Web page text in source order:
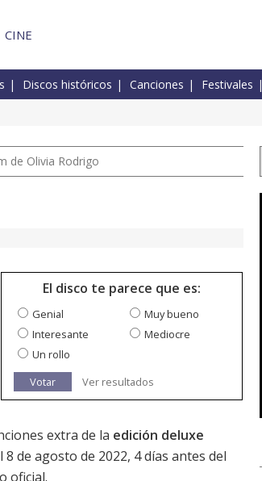
CINE
Discos históricos Canciones Festivales
de Olivia Rodrigo
El disco te parece que es:
Genial
Muy bueno
Interesante
Mediocre
Un rollo
Votar
Ver resultados
extra de la edición deluxe
8 de agosto de 2022, 4 días antes del
oficial.